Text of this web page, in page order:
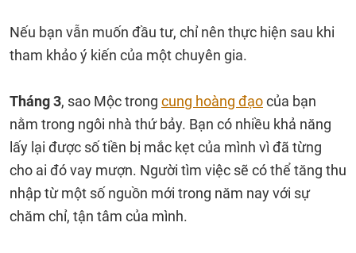
Nếu bạn vẫn muốn đầu tư, chỉ nên thực hiện sau khi
tham khảo ý kiến của một chuyên gia.
Tháng 3, sao Mộc trong cung hoàng đạocủa bạn
nằm trong ngôi nhà thứ bảy. Bạn có nhiều khả năng
lấy lại được số tiền bị mắc kẹt của mình vì đã từng
cho ai đó vay mượn. Người tìm việc sẽ có thể tăng thu
nhập từ một số nguồn mới trong năm nay với sự
chăm chỉ, tận tâm của mình.